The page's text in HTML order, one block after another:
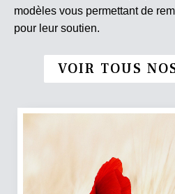
modèles vous permettant de
pour leur soutien.
VOIR TOUS